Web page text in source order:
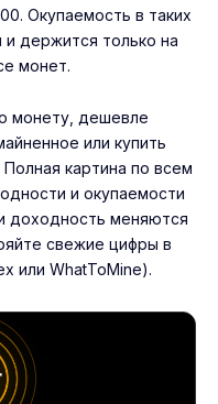
Окупаемость в таких
и держится только на
монет.
монету, дешевле
или купить
Полная картина по всем
и окупаемости
доходность меняются
свежие цифры в
или WhatToMine).